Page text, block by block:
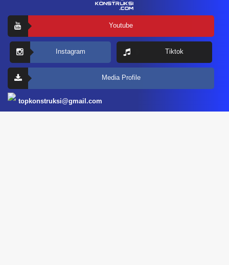
Youtube
Instagram Tiktok
Media Profile
topkonstruksi@gmail.com